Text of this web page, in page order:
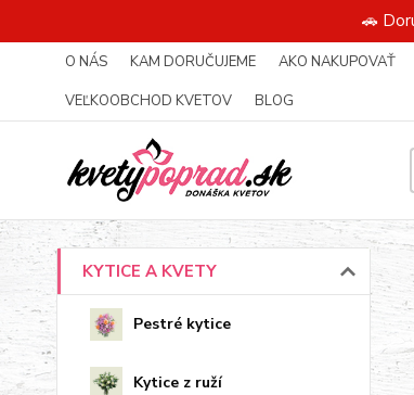
🚗
O NÁS KAM DORUČUJEME AKO NAKUPOVAŤ
VEĽKOOBCHOD KVETOV
BLOG
KYTICE A KVETY
Pestré kytice
Kytice z ruží